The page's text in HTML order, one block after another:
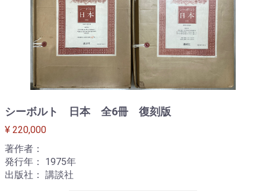
シーボルト 日本 全6冊 復刻版
¥ 220,000
著作者：
発行年： 1975年
出版社： 講談社